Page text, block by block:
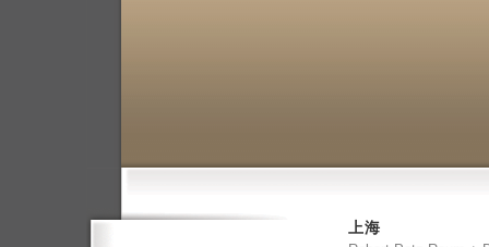
上海